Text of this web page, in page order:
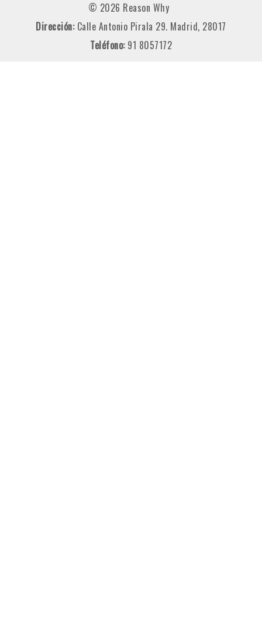
© 2026 Reason Why
Dirección: Calle Antonio Pirala 29. Madrid, 28017
Teléfono: 91 8057172